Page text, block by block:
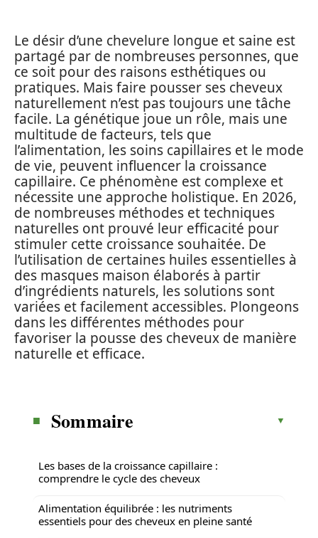
Le désir d’une chevelure longue et saine est
partagé par de nombreuses personnes, que
ce soit pour des raisons esthétiques ou
pratiques. Mais faire pousser ses cheveux
naturellement n’est pas toujours une tâche
facile. La génétique joue un rôle, mais une
multitude de facteurs, tels que
l’alimentation, les soins capillaires et le mode
de vie, peuvent influencer la croissance
capillaire. Ce phénomène est complexe et
nécessite une approche holistique. En 2026,
de nombreuses méthodes et techniques
naturelles ont prouvé leur efficacité pour
stimuler cette croissance souhaitée. De
l’utilisation de certaines huiles essentielles à
des masques maison élaborés à partir
d’ingrédients naturels, les solutions sont
variées et facilement accessibles. Plongeons
dans les différentes méthodes pour
favoriser la pousse des cheveux de manière
naturelle et efficace.
Sommaire
Les bases de la croissance capillaire :
comprendre le cycle des cheveux
Alimentation équilibrée : les nutriments
essentiels pour des cheveux en pleine santé